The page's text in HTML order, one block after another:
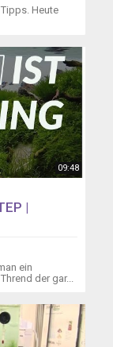
Heute
09:48
|
ein
der gar...